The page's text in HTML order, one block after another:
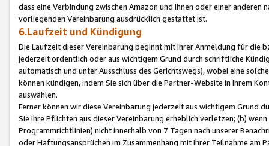
dass eine Verbindung zwischen Amazon und Ihnen oder einer
vorliegenden Vereinbarung ausdrücklich gestattet ist.
6.Laufzeit und Kündigung
Die Laufzeit dieser Vereinbarung beginnt mit Ihrer Anmeldung für die
jederzeit ordentlich oder aus wichtigem Grund durch schriftliche
automatisch und unter Ausschluss des Gerichtswegs), wobei eine
können kündigen, indem Sie sich über die Partner-Website in Ihrem
auswählen.
Ferner können wir diese Vereinbarung jederzeit aus wichtigem Grund
Sie Ihre Pflichten aus dieser Vereinbarung erheblich verletzen; (b)
Programmrichtlinien) nicht innerhalb von 7 Tagen nach unserer
oder Haftungsansprüchen im Zusammenhang mit Ihrer Teilnahme am